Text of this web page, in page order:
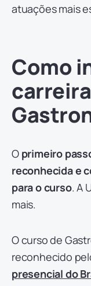
atuações mais
Como
O primeiro
reconhecida e
para o curso. A
mais.
O curso de
reconhecido
presencial do